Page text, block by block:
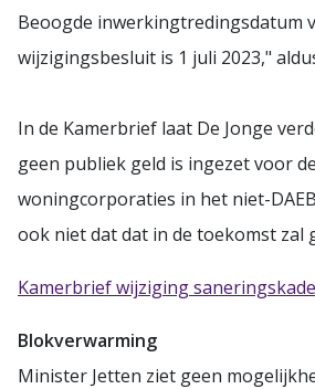
Beoogde inwerkingtredingsdatum
wijzigingsbesluit is 1 juli 2023,"
In de Kamerbrief laat De Jonge
geen publiek geld is ingezet voor
woningcorporaties in het niet-
ook niet dat dat in de toekomst zal
Kamerbrief wijziging
Blokverwarming
Minister Jetten ziet geen